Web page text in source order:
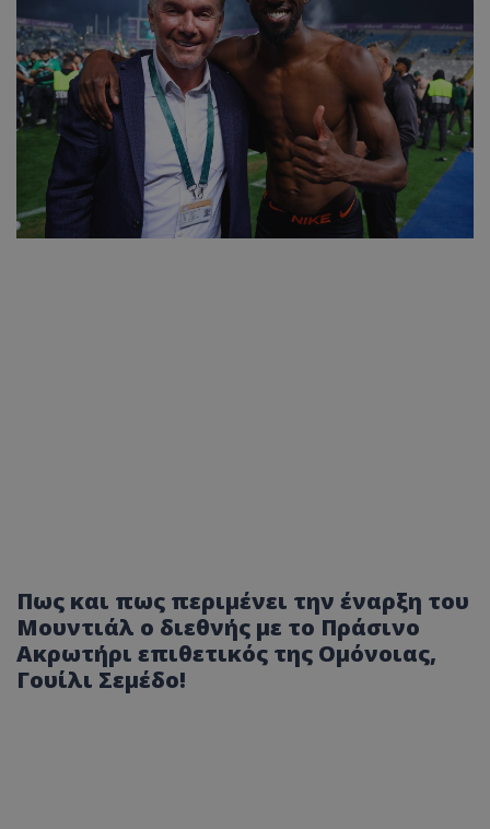
Πως και πως περιμένει την έναρξη του
Μουντιάλ ο διεθνής με το Πράσινο
Ακρωτήρι επιθετικός της Ομόνοιας,
Γουίλι Σεμέδο!